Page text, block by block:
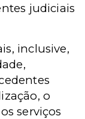
judiciais
inclusive,
o
serviços